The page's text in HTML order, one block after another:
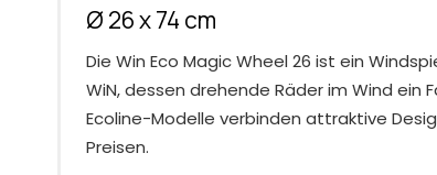
Ø 26 x 74 cm
Die Win Eco Magic Wheel 26 ist ein
WiN, dessen drehende Räder im Wind ein
Ecoline-Modelle verbinden attraktive
Preisen.